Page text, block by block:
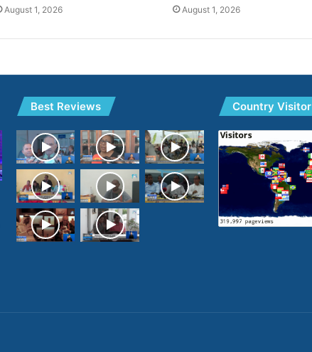
August 1, 2026 August 1, 2026
Best Reviews Country Visitor